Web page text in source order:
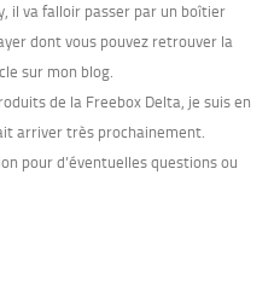
il va falloir passer par un boîtier
dont vous pouvez retrouver la
sur mon blog.
de la Freebox Delta, je suis en
arriver très prochainement.
pour d’éventuelles questions ou